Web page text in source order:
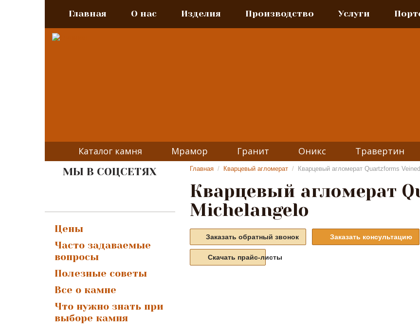
Главная О нас Изделия Производство Услуги
Каталог камня Мрамор Гранит Оникс Травертин
МЫ В СОЦСЕТЯХ
Цены
Часто задаваемые
вопросы
Полезные советы
Все о камне
Что нужно знать при
выборе камня
Главная / Кварцевый агломерат / Кварцевый агломерат Quartzforms
Кварцевый агломерат
Michelangelo
Заказать обратный звонок Заказать консультацию
Скачать прайс-листы